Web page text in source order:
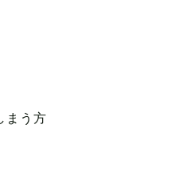
まう方